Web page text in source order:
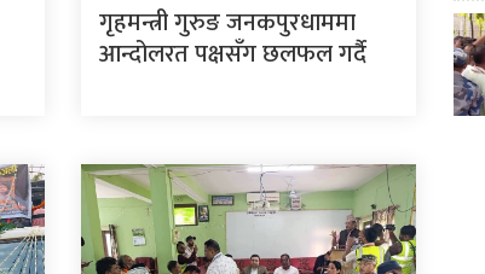
गृहमन्त्री गुरुङ जनकपुरधाममा
आन्दोलरत पक्षसँग छलफल गर्दै